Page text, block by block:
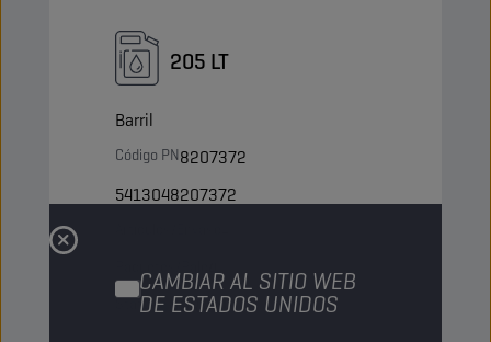
CAMBIAR AL SITIO WEB
DE ESTADOS UNIDOS
205 LT
Barril
Código PN8207372
5413048207372
4
Status NORMAL